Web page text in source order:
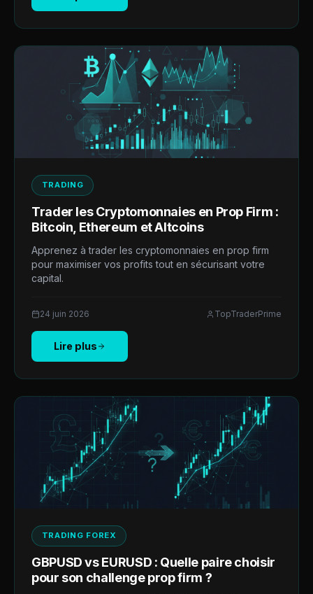
TRADING
Trader les Cryptomonnaies en Prop Firm :
Bitcoin, Ethereum et Altcoins
Apprenez à trader les cryptomonnaies en prop firm
pour maximiser vos profits tout en sécurisant votre
capital.
24 juin 2026 TopTraderPrime
Lire plus
TRADING FOREX
GBPUSD vs EURUSD : Quelle paire choisir
pour son challenge prop firm ?